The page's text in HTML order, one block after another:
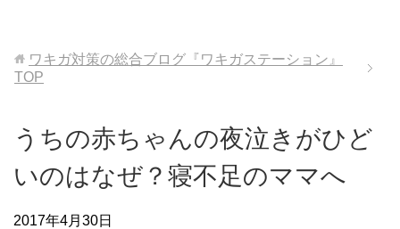
ワキガ対策の総合ブログ『ワキガステーション』
TOP
うちの赤ちゃんの夜泣きがひど
いのはなぜ？寝不足のママへ
2017年4月30日